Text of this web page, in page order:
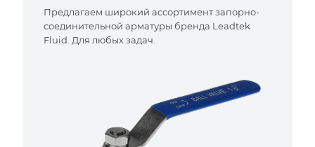
Предлагаем широкий ассортимент запорно-
соединительной арматуры бренда Leadtek
Fluid. Для любых задач.